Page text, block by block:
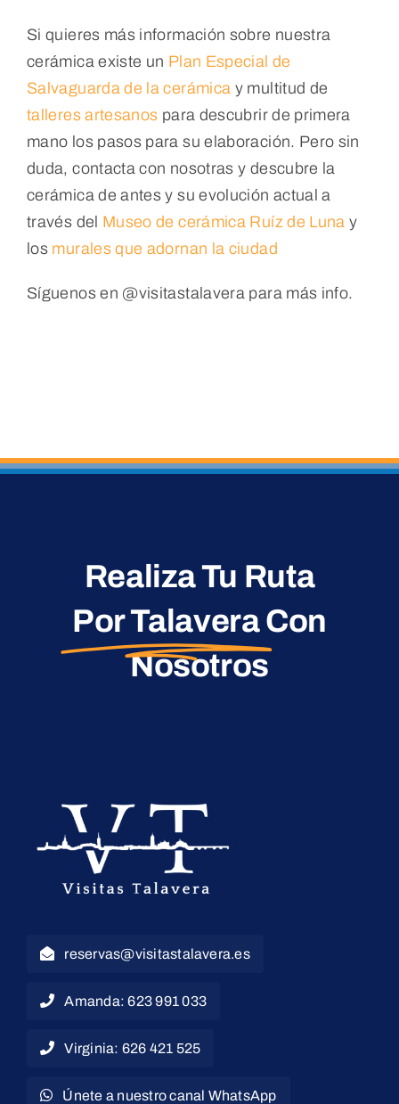
Si quieres más información sobre nuestra
cerámica existe un Plan Especial de
Salvaguarda de la cerámica y multitud de
talleres artesanos para descubrir de primera
mano los pasos para su elaboración. Pero sin
duda, contacta con nosotras y descubre la
cerámica de antes y su evolución actual a
través del Museo de cerámica Ruíz de Luna y
los murales que adornan la ciudad
Síguenos en @visitastalavera para más info.
Realiza Tu Ruta
Por TalaveraCon
Nosotros
reservas@visitastalavera.es
Amanda: 623 991 033
Virginia: 626 421 525
Únete a nuestro canal WhatsApp